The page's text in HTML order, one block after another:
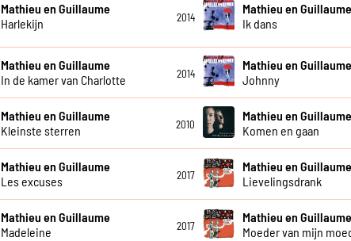
Mathieu en Guillaume
Harlekijn
2014
Mathieu en Guillaume
Ik dans
Mathieu en Guillaume
In de kamer van Charlotte
2014
Mathieu en Guillaume
Johnny
Mathieu en Guillaume
Kleinste sterren
2010
Mathieu en Guillaume
Komen en gaan
Mathieu en Guillaume
Les excuses
2017
Mathieu en Guillaume
Lievelingsdrank
Mathieu en Guillaume
Madeleine
2017
Mathieu en Guillaume
Moeder van mijn